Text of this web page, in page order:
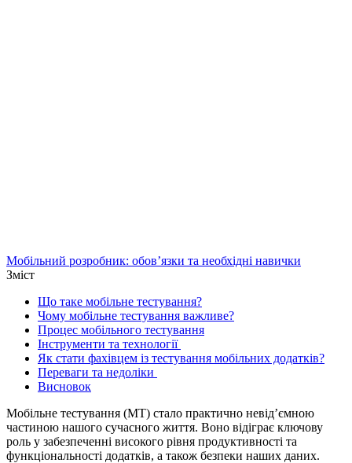
Мобільний розробник: обов’язки та необхідні навички
Зміст
Що таке мобільне тестування?
Чому мобільне тестування важливе?
Процес мобільного тестування
Інструменти та технології
Як стати фахівцем із тестування мобільних додатків?
Переваги та недоліки
Висновок
Мобільне тестування (МТ) стало практично невід’ємною
частиною нашого сучасного життя. Воно відіграє ключову
роль у забезпеченні високого рівня продуктивності та
функціональності додатків, а також безпеки наших даних.